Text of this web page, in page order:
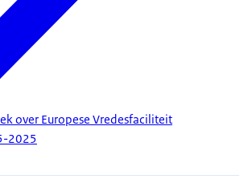
over Europese Vredesfaciliteit
2025